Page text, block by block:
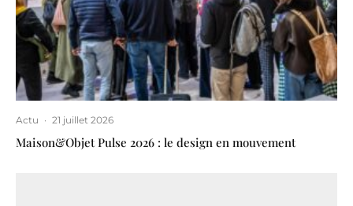
Actu · 21 juillet 2026
Maison&Objet Pulse 2026 : le design en mouvement